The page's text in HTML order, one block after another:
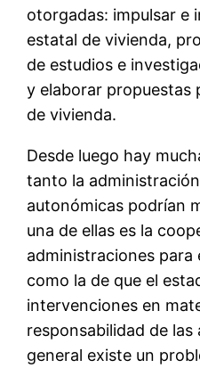
otorgadas: impulsar e
estatal de vivienda,
de estudios e
y elaborar propuestas
de vivienda.
Desde luego hay
tanto la
autonómicas podrían
una de ellas es la
administraciones para
como la de que el
intervenciones en
responsabilidad de las
general existe un